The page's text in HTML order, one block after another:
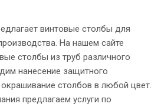
винтовые столбы для
На нашем сайте
столбы из труб различного
нанесение защитного
столбов в любой цвет.
предлагаем услуги по